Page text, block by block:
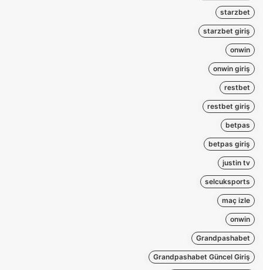
starzbet
starzbet giriş
onwin
onwin giriş
restbet
restbet giriş
betpas
betpas giriş
justin tv
selcuksports
maç izle
onwin
Grandpashabet
Grandpashabet Güncel Giriş